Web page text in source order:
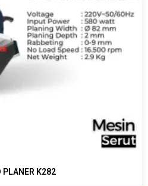
PLANER K282